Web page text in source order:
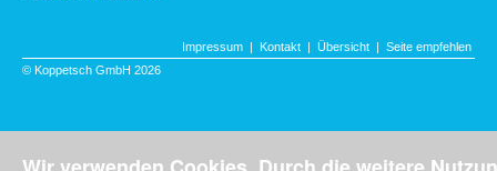
Impressum | Kontakt | Übersicht | Seite empfehlen
© Koppetsch GmbH 2026